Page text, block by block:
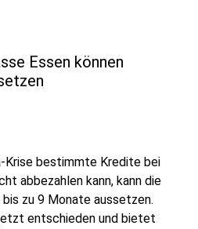
Essen können
Krise bestimmte Kredite bei
abbezahlen kann, kann die
zu 9 Monate aussetzen.
entschieden und bietet